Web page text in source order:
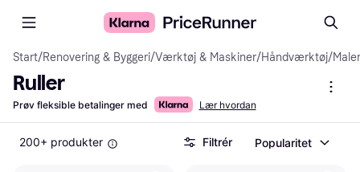
Start/Renovering & Byggeri/Værktøj & Maskiner/Håndværktøj/
Ruller
Prøv fleksible betalinger med Lær hvordan
200+ produkter Filtrér Popularitet